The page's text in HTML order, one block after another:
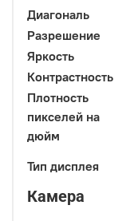
Диагональ
Разрешение
Яркость
Контрастность
Плотность
пикселей на
дюйм
Тип дисплея
Камера